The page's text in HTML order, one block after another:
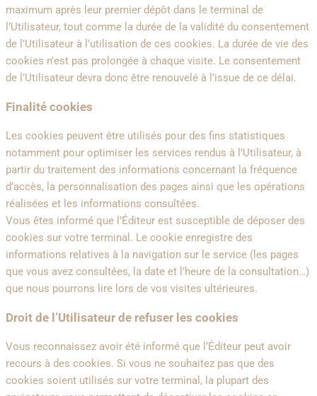
maximum après leur premier dépôt dans le terminal de
l’Utilisateur, tout comme la durée de la validité du consentement
de l’Utilisateur à l’utilisation de ces cookies. La durée de vie des
cookies n’est pas prolongée à chaque visite. Le consentement
de l’Utilisateur devra donc être renouvelé à l’issue de ce délai.
Finalité cookies
Les cookies peuvent être utilisés pour des fins statistiques
notamment pour optimiser les services rendus à l’Utilisateur, à
partir du traitement des informations concernant la fréquence
d’accès, la personnalisation des pages ainsi que les opérations
réalisées et les informations consultées.
Vous êtes informé que l’Éditeur est susceptible de déposer des
cookies sur votre terminal. Le cookie enregistre des
informations relatives à la navigation sur le service (les pages
que vous avez consultées, la date et l’heure de la consultation…)
que nous pourrons lire lors de vos visites ultérieures.
Droit de l’Utilisateur de refuser les cookies
Vous reconnaissez avoir été informé que l’Éditeur peut avoir
recours à des cookies. Si vous ne souhaitez pas que des
cookies soient utilisés sur votre terminal, la plupart des